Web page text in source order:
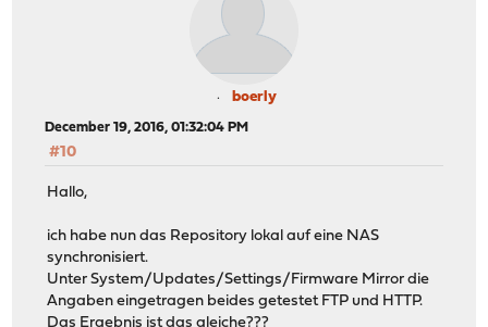
boerly
December 19, 2016, 01:32:04 PM
#10
Hallo,
ich habe nun das Repository lokal auf eine NAS
synchronisiert.
Unter System/Updates/Settings/Firmware Mirror die
Angaben eingetragen beides getestet FTP und HTTP.
Das Ergebnis ist das gleiche???